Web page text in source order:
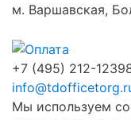
м. Варшавская,
+7 (495) 212-1239
Мы используем